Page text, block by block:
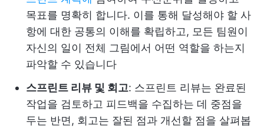
목표를 명확히 합니다. 이를 통해 달성해야 할 사
항에 대한 공통의 이해를 확립하고, 모든 팀원이
자신의 일이 전체 그림에서 어떤 역할을 하는지
파악할 수 있습니다
스프린트 리뷰 및 회고: 스프린트 리뷰는 완료된
작업을 검토하고 피드백을 수집하는 데 중점을
두는 반면, 회고는 잘된 점과 개선할 점을 살펴봅